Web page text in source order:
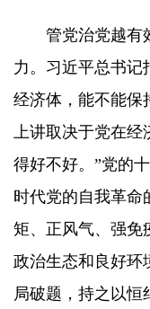
管党治党越有
力。习近平总书记
经济体，能不能保
上讲取决于党在经
得好不好。”党的
时代党的自我革命
矩、正风气、强免
政治生态和良好环
局破题，持之以恒